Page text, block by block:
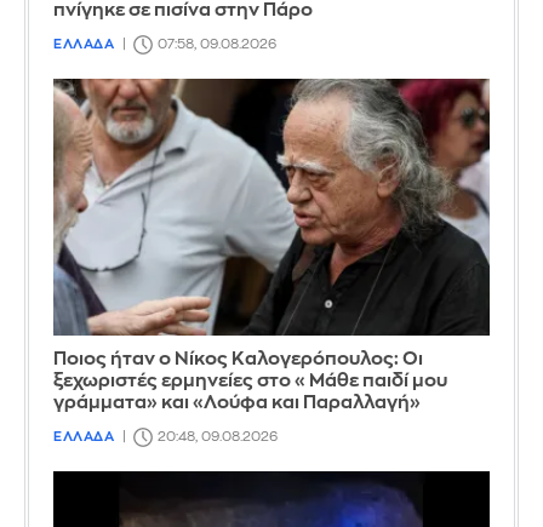
πνίγηκε σε πισίνα στην Πάρο
ΕΛΛΑΔΑ 07:58, 09.08.2026
Ποιος ήταν ο Νίκος Καλογερόπουλος: Οι
ξεχωριστές ερμηνείες στο «Μάθε παιδί μου
γράμματα» και «Λούφα και Παραλλαγή»
ΕΛΛΑΔΑ 20:48, 09.08.2026